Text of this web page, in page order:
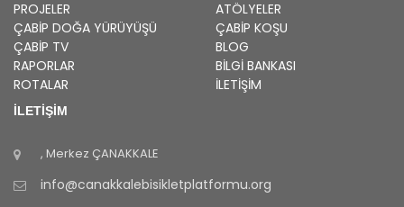
PROJELER
ATÖLYELER
ÇABİP DOĞA YÜRÜYÜŞÜ ÇABİP KOŞU
ÇABİP TV
BLOG
RAPORLAR
BILGI BANKASI
ROTALAR
İLETİŞİM
İLETİŞİM
, Merkez ÇANAKKALE
info@canakkalebisikletplatformu.org